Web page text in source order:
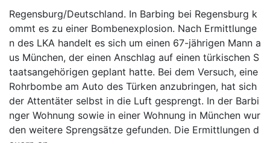
Regensburg/Deutschland. In Barbing bei Regensburg k
ommt es zu einer Bombenexplosion. Nach Ermittlunge
n des LKA handelt es sich um einen 67-jährigen Mann a
us München, der einen Anschlag auf einen türkischen S
taatsangehörigen geplant hatte. Bei dem Versuch, eine
Rohrbombe am Auto des Türken anzubringen, hat sich
der Attentäter selbst in die Luft gesprengt. In der Barbi
nger Wohnung sowie in einer Wohnung in München wur
den weitere Sprengsätze gefunden. Die Ermittlungen d